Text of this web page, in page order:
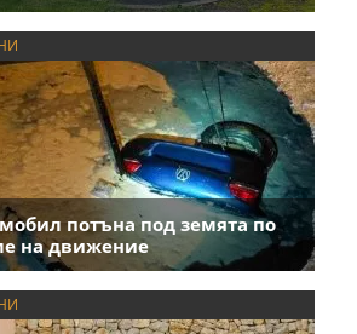
потъна под земята по
на движение